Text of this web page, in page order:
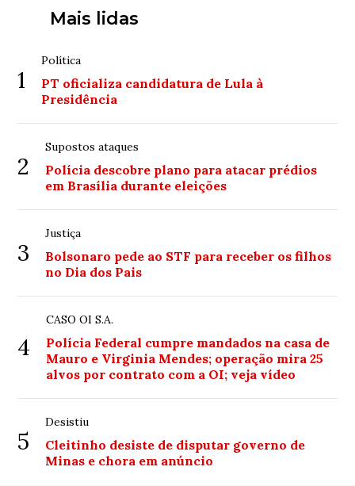
Mais lidas
1
Política
PT oficializa candidatura de Lula à
Presidência
2
Supostos ataques
Polícia descobre plano para atacar prédios
em Brasília durante eleições
3
Justiça
Bolsonaro pede ao STF para receber os filhos
no Dia dos Pais
4
CASO OI S.A.
Polícia Federal cumpre mandados na casa de
Mauro e Virginia Mendes; operação mira 25
alvos por contrato com a OI; veja vídeo
5
Desistiu
Cleitinho desiste de disputar governo de
Minas e chora em anúncio